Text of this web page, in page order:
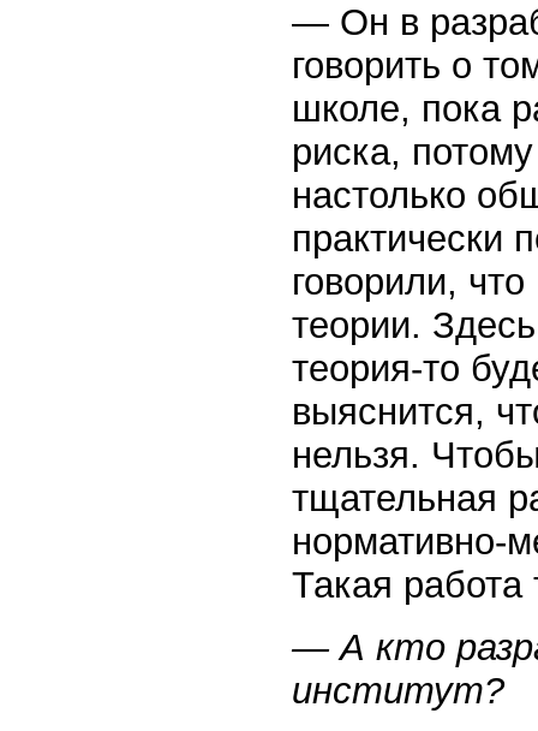
— Он в
говорить о
школе, пока
риска,
настолько
практически
говорили,
теории.
теория-то
выяснится,
нельзя.
тщательная
нормативно-
Такая работа
— А кто
институт?